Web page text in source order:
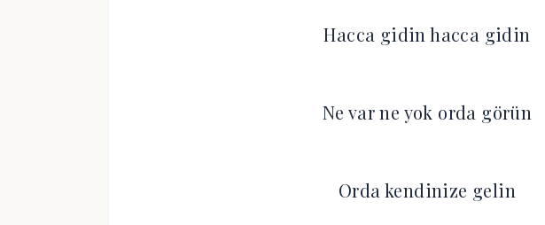
Hacca gidin hacca gidin
Ne var ne yok orda görün
Orda kendinize gelin